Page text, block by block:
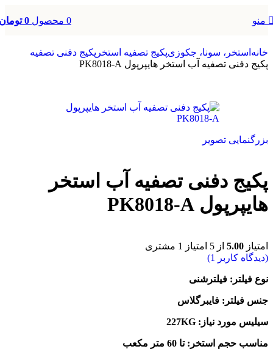
منو 0 محصول 0 تومان
خانهاستخر، سونا، جکوزیپکیج تصفیه استخر پکیج دفنی تصفیه
پکیج دفنی تصفیه آب استخر هایپرپول PK8018-A
بزرگنمایی تصویر
پکیج دفنی تصفیه آب استخر
هایپرپول PK8018-A
امتیاز 5.00از 5 امتیاز 1مشتری
(دیدگاه کاربر
1
)
نوع فیلتر: فیلترشنی
جنس فیلتر: فایبرگلاس
سیلیس مورد نیاز: 227KG
مناسب حجم استخر: تا 60 متر مکعب